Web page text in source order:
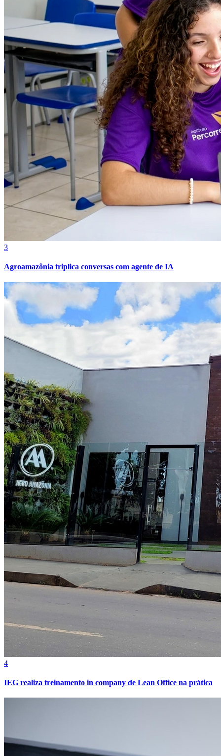
Botafogo
3
Agroamazônia triplica conversas com agente de IA
4
IEG realiza treinamento in company de Lean Office na prática